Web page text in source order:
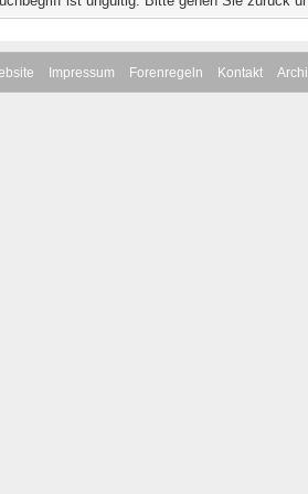
Impressum Forenregeln Kontakt